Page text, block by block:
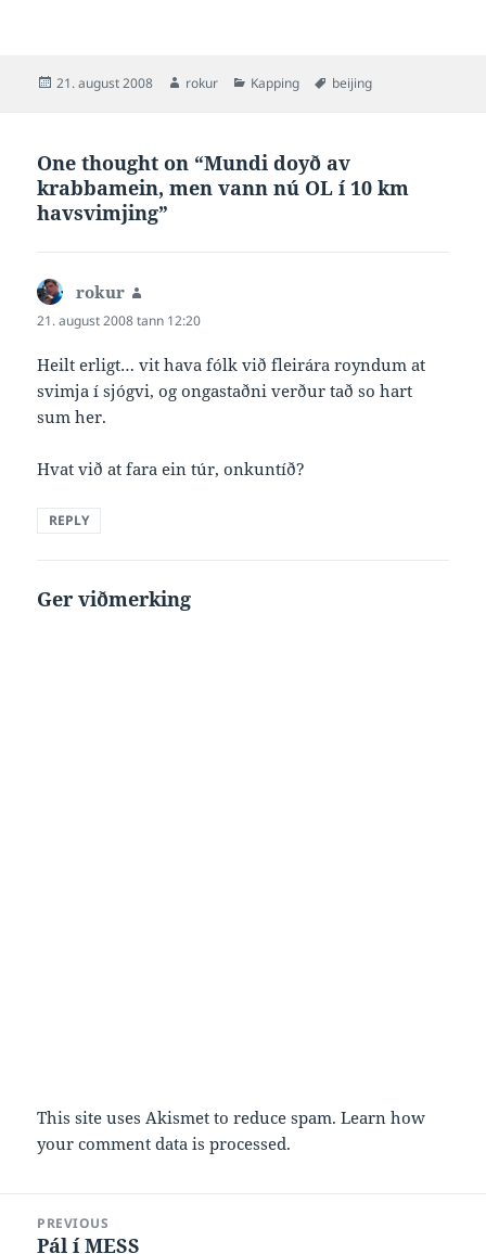
Posted
21. august 2008 Author
rokur Categories
Kapping Tags
beijing
One thought on “Mundi doyð av
krabbamein, men vann nú OL í 10 km
havsvimjing”
rokur
21. august 2008 tann 12:20
Heilt erligt… vit hava fólk við fleirára royndum at
svimja í sjógvi, og ongastaðni verður tað so hart
sum her.
Hvat við at fara ein túr, onkuntíð?
REPLY
Ger viðmerking
This site uses Akismet to reduce spam.Learn how
your comment data is processed.
navigation
PREVIOUS
Previous
Pál í MESS